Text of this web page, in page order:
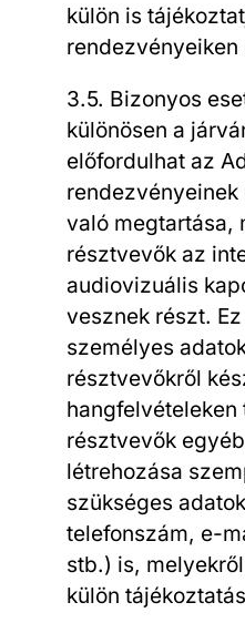
külön is
3.5. Bizonyos
különösen a
előfordulhat az
való megtartása,
résztvevők az
audiovizuális
vesznek részt.
személyes
résztvevőkről
hangfelvételeken
résztvevők
létrehozása
szükséges
telefonszám, e-
stb.) is,
külön